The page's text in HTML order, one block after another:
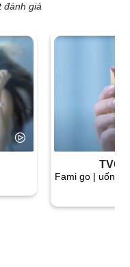
giá
TVC
fami go | uống sáng đủ chất, đầy sức làm